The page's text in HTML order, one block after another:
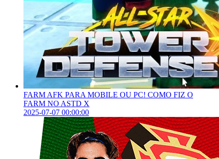
FARM AFK PARA MOBILE OU PC! COMO FIZ O
FARM NO ASTD X
2025-07-07 00:00:00